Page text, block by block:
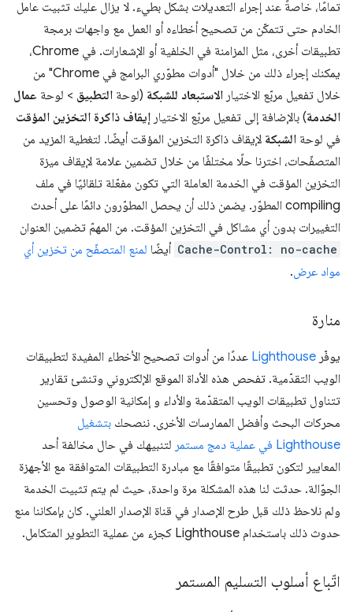
تمامًا، خاصةً عند إجراء التعديلات بشكل بطيء. لا يزال عليك تثبيت عامل
الخادم حتى تتمكّن من تصحيح أخطاءه أو العمل مع واجهات برمجة
تطبيقات أخرى، مثل المزامنة في الخلفية أو الإشعارات. في Chrome،
يمكنك إجراء ذلك من خلال "أدوات مطوّري البرامج في Chrome" من
خلال تفعيل مربّع الاختيار الاستبعاد للشبكة (لوحة التطبيق > لوحة عمال
الخدمة) بالإضافة إلى تفعيل مربّع الاختيار إيقاف ذاكرة التخزين المؤقت
في لوحة الشبكة لإيقاف ذاكرة التخزين المؤقت أيضًا. لتغطية المزيد من
المتصفّحات، اخترنا حلًا مختلفًا من خلال تضمين علامة لإيقاف ميزة
التخزين المؤقت في الخدمة العاملة التي تكون مفعّلة تلقائيًا في ملف
compiling المطوّر. يضمن ذلك أن يحصل المطوّرون دائمًا على أحدث
التغييرات بدون أي مشاكل في التخزين المؤقت. من المهمّ تضمين العنوان
Cache-Control: no-cache أيضًا لمنع المتصفّح من تخزين أي
مواد عرض.
منارة
يوفّر Lighthouse عددًا من أدوات تصحيح الأخطاء المفيدة لتطبيقات
الويب التقدّمية. تفحص هذه الأداة الموقع الإلكتروني وتنشئ تقارير
تتناول تطبيقات الويب المتقدّمة والأداء و إمكانية الوصول وتحسين
محركات البحث وأفضل الممارسات الأخرى. ننصحك بتشغيل
Lighthouse في عملية دمج مستمر
لتنبيهك في حال مخالفة أحد
المعايير لتكون تطبيقًا متوافقًا مع مبادرة التطبيقات المتوافقة مع الأجهزة
الجوّالة. حدثت لنا هذه المشكلة مرة واحدة، حيث لم يتم تثبيت الخدمة
ولم نلاحظ ذلك قبل طرح الإصدار في قناة الإصدار العلني. كان بإمكاننا منع
حدوث ذلك باستخدام Lighthouse كجزء من عملية التطوير المتكامل.
اتّباع أسلوب التسليم المستمر